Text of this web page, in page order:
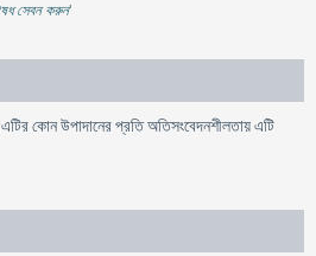
সেবন করুন'
কোন উপাদানের প্রতি অতিসংবেদনশীলতায় এটি